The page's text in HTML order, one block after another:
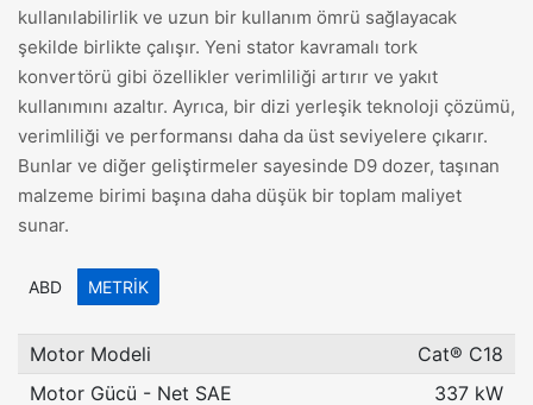
kullanılabilirlik ve uzun bir kullanım ömrü sağlayacak
şekilde birlikte çalışır. Yeni stator kavramalı tork
konvertörü gibi özellikler verimliliği artırır ve yakıt
kullanımını azaltır. Ayrıca, bir dizi yerleşik teknoloji çözümü,
verimliliği ve performansı daha da üst seviyelere çıkarır.
Bunlar ve diğer geliştirmeler sayesinde D9 dozer, taşınan
malzeme birimi başına daha düşük bir toplam maliyet
sunar.
ABD METRIK
Motor Modeli
Cat® C18
Motor Gücü - Net SAE
337 kW